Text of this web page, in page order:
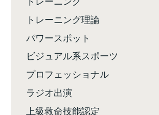
トレーニング理論
パワースポット
ビジュアル系スポーツ
プロフェッショナル
ラジオ出演
上級救命技能認定